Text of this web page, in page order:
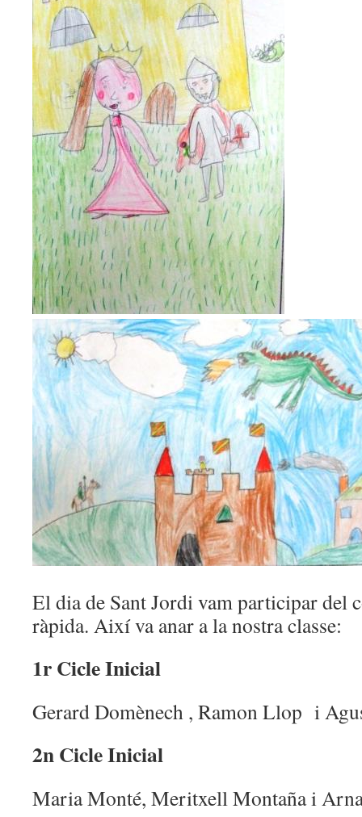
El dia de Sant Jordi vam participar del
ràpida. Així va anar a la nostra classe:
1r Cicle Inicial
Gerard Domènech , Ramon Llop i
2n Cicle Inicial
Maria Monté, Meritxell Montaña i